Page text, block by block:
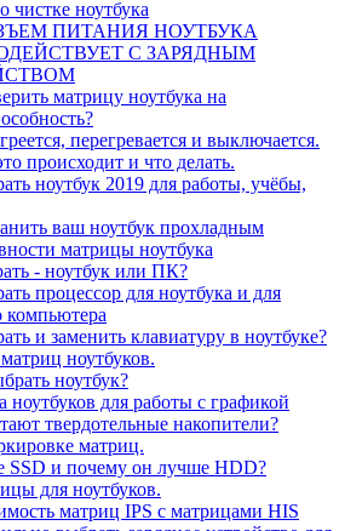
чистке ноутбука
ПИТАНИЯ НОУТБУКА
С ЗАРЯДНЫМ
матрицу ноутбука на
перегревается и выключается.
происходит и что делать.
ноутбук 2019 для работы, учёбы,
ваш ноутбук прохладным
матрицы ноутбука
- ноутбук или ПК?
процессор для ноутбука и для
компьютера
и заменить клавиатуру в ноутбуке?
ноутбуков.
ноутбук?
ноутбуков для работы с графикой
твердотельные накопители?
матриц.
SSD и почему он лучше HDD?
для ноутбуков.
матриц IPS с матрицами HIS